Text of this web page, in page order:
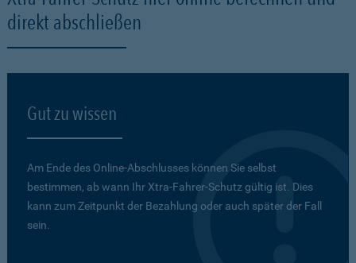
direkt abschließen
Gut zu wissen
Am Ende des Online-Abschlusses können Sie selbst
bestimmen, ab wann Ihr Xtra-Fahrer-Schutz gültig ist. Dies
kann zum Zeitpunkt der Bezahlung oder auch später der Fall
sein.